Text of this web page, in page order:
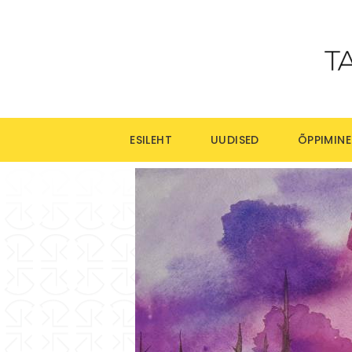
ESILEHT UUDISED ÕPPIMINE